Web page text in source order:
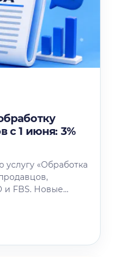
с 1 июня: 3%
услугу «Обработка
и FBS. Новые